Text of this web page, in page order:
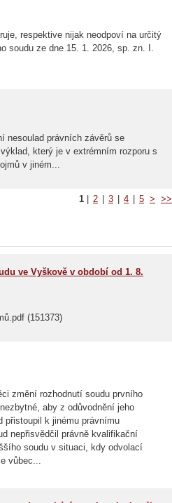
respektive nijak neodpoví na určitý
soudu ze dne 15. 1. 2026, sp. zn. I.
nesoulad právních závěrů se
který je v extrémním rozporu s
v jiném...
1 2 3 4 5 > >>
ve Vyškově v období od 1. 8.
(151373)
změní rozhodnutí soudu prvního
aby z odůvodnění jeho
přistoupil k jinému právnímu
nepřisvědčil právně kvalifikační
soudu v situaci, kdy odvolací
vůbec...